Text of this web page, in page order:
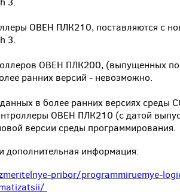
ОВЕН ПЛК210, поставляются с
3.
ОВЕН ПЛК200, (выпущенных
ранних версий - невозможно.
в более ранних версиях среды
ОВЕН ПЛК210 (с датой
версии среды программирования.
дополнительная информация:
pribor/programmiruemye-